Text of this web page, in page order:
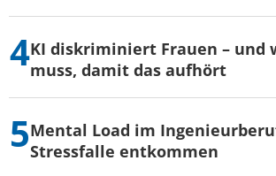
KI diskriminiert Frauen – und
muss, damit das aufhört
Mental Load im
Stressfalle entkommen